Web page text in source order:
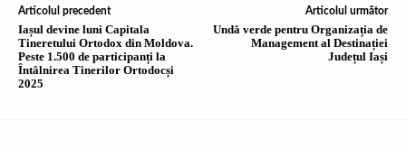
Articolul precedent
Iașul devine luni Capitala
Tineretului Ortodox din Moldova.
Peste 1.500 de participanți la
Întâlnirea Tinerilor Ortodocși
2025
Articolul următor
Undă verde pentru Organizația de
Management al Destinației
Județul Iași